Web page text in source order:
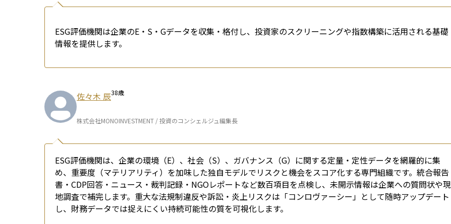
ESG評価機関は企業のE・S・Gデータを収集・格付し、投資家のスクリーニングや指数構築に活用される基礎
情報を提供します。
佐々木 辰38歳
株式会社MONOINVESTMENT / 投資のコンシェルジュ編集長
ESG評価機関は、企業の環境（E）、社会（S）、ガバナンス（G）に関する定量・定性データを網羅的に集
め、重要度（マテリアリティ）を加味した独自モデルでリスクと機会をスコア化する専門組織です。統合報告
書・CDP回答・ニュース・裁判記録・NGOレポートなど数百項目を点検し、未開示情報は企業への質問状や現
地調査で補完します。重大な法規制違反や訴訟・炎上リスクは「コンロヴァーシー」として随時アップデート
し、財務データでは捉えにくい持続可能性の質を可視化します。